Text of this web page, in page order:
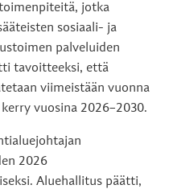
jotka
sosiaali- ja
palveluiden
tavoitteeksi, että
viimeistään vuonna
vuosina 2026–2030.
2026
Aluehallitus päätti,